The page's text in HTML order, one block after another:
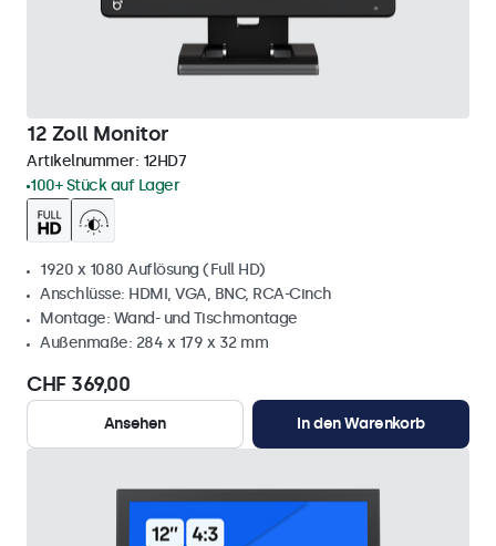
12 Zoll Monitor
Artikelnummer: 12HD7
100+ Stück auf Lager
1920 x 1080 Auflösung (Full HD)
Anschlüsse: HDMI, VGA, BNC, RCA-Cinch
Montage: Wand- und Tischmontage
Außenmaße: 284 x 179 x 32 mm
CHF 369,00
Ansehen In den Warenkorb